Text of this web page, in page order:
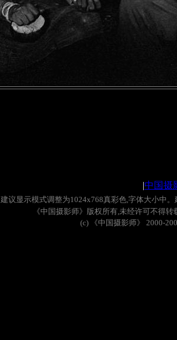
|中国摄
建议显示模式调整为1024x768真彩色,字体大小中。
《中国摄影师》版权所有,未经许可不得转
(c)
《中国摄影师》 2000-200